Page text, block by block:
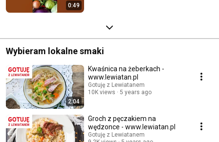
0:49
Wybieram lokalne smaki
2:04
Kwaśnica na żeberkach -
www.lewiatan.pl
Gotuję z Lewiatanem
10K views
5 years ago
Groch z pęczakiem na
wędzonce - www.lewiatan.pl
Gotuję z Lewiatanem